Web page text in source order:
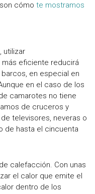
cómo te mostramos
utilizar
eficiente reducirá
en especial en
en el caso de los
camarotes no tiene
de cruceros y
televisores, neveras o
de hasta el cincuenta
calefacción. Con unas
el calor que emite el
dentro de los